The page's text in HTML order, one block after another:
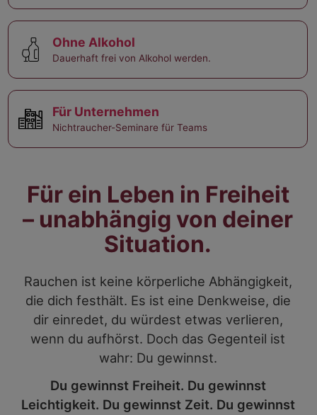
Ohne Alkohol
Dauerhaft frei von Alkohol werden.
Für Unternehmen
Nichtraucher-Seminare für Teams
Für ein Leben in Freiheit
– unabhängig von deiner
Situation.
Rauchen ist keine körperliche Abhängigkeit,
die dich festhält. Es ist eine Denkweise, die
dir einredet, du würdest etwas verlieren,
wenn du aufhörst. Doch das Gegenteil ist
wahr: Du gewinnst.
Du gewinnst Freiheit. Du gewinnst
Leichtigkeit. Du gewinnst Zeit. Du gewinnst